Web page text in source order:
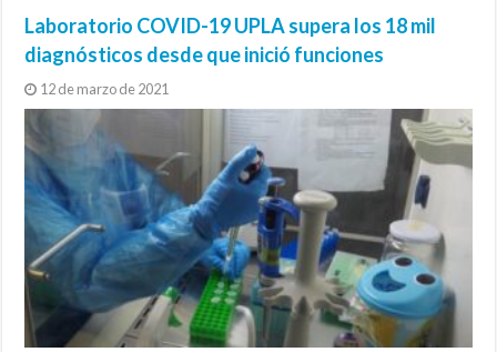
Madariaga detrás del proyecto
«Alterung»
UPLA consolida su excelencia con 6 años
de acreditación
comparte su experiencia de práctica
profesional en el Ministerio de Hacienda
Ginette Bobillier Pérez: La leal guardiana
de los decretos universitarios
experiencia personal y la convierte en
una obra performática
Laboratorio COVID-19 UPLA supera los 18 mil
diagnósticos desde que inició funciones
12 de marzo de 2021